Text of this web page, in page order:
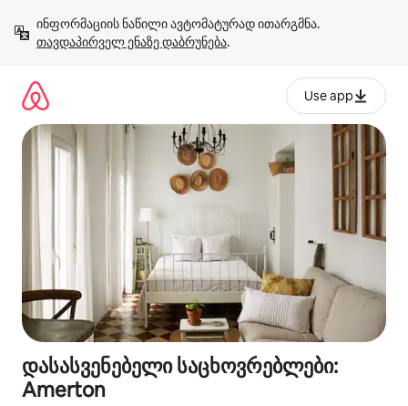
გადასვლა
თავდაპირველ ენაზე დაბრუნება.
Use app
დასასვენებელი საცხოვრებლები:
Amerton